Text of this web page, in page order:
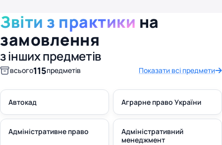
Звіти з практики на
замовлення
з інших предметів
всього115предметів Показати всі предмети
Автокад Аграрне право України
Адміністративне право
Адміністративний
менеджмент